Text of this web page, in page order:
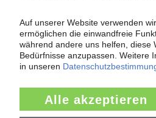
Ihr KI
jährlich